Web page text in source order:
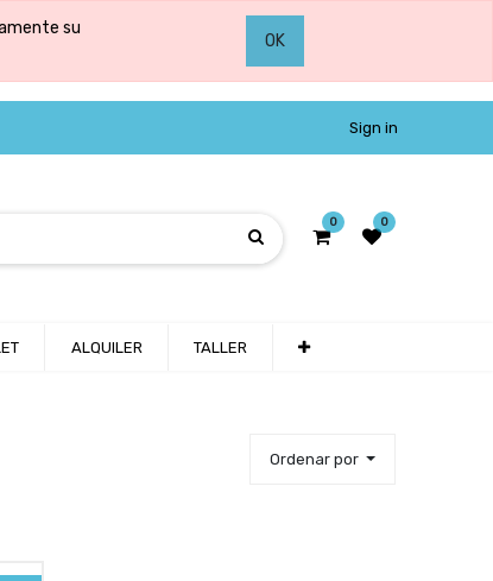
su
OK
Sign in
0 0
ALQUILER TALLER
Ordenar por